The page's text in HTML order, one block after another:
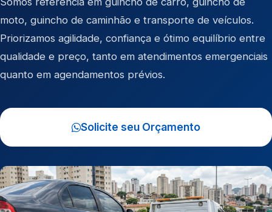
moto, guincho de caminhão e transporte de veículos.
Priorizamos agilidade, confiança e ótimo equilíbrio entre
qualidade e preço, tanto em atendimentos emergenciais
quanto em agendamentos prévios.
Solicite seu Orçamento